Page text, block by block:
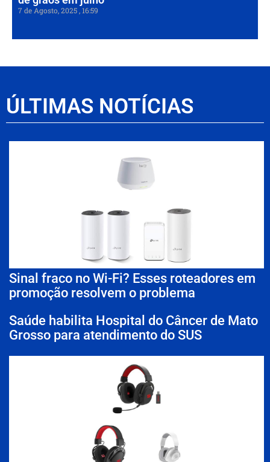
7 de Agosto, 2025 16:59
ÚLTIMAS NOTÍCIAS
Sinal fraco no Wi-Fi? Esses roteadores em
promoção resolvem o problema
Saúde habilita Hospital do Câncer de Mato
Grosso para atendimento do SUS